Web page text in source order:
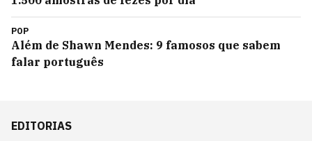
POP
Além de Shawn Mendes: 9 famosos que sabem
falar português
EDITORIAS